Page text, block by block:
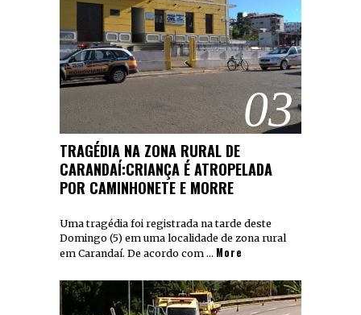
03
TRAGÉDIA NA ZONA RURAL DE
CARANDAÍ:CRIANÇA É ATROPELADA
POR CAMINHONETE E MORRE
Uma tragédia foi registrada na tarde deste
Domingo (5) em uma localidade de zona rural
em Carandaí. De acordo com … More